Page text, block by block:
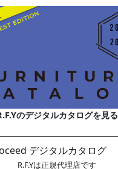
のデジタルカタログを見る
デジタルカタログ
R.F.Yは正規代理店です